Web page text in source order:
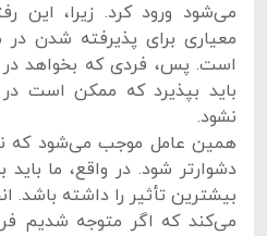
می‌شود ورود کرد. زیرا، این
معیاری برای پذیرفته شدن
است. پس، فردی که بخواهد
باید بپذیرد که ممکن است
نشود.
همین عامل موجب می‌شود که
دشوارتر شود. در واقع، ما
بیشترین تأثیر را داشته باشد.
می‌کند که اگر متوجه شدیم